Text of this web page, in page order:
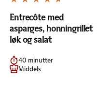
Entrecôte med
asparges, honningrillet
løk og salat
40 minutter
Middels